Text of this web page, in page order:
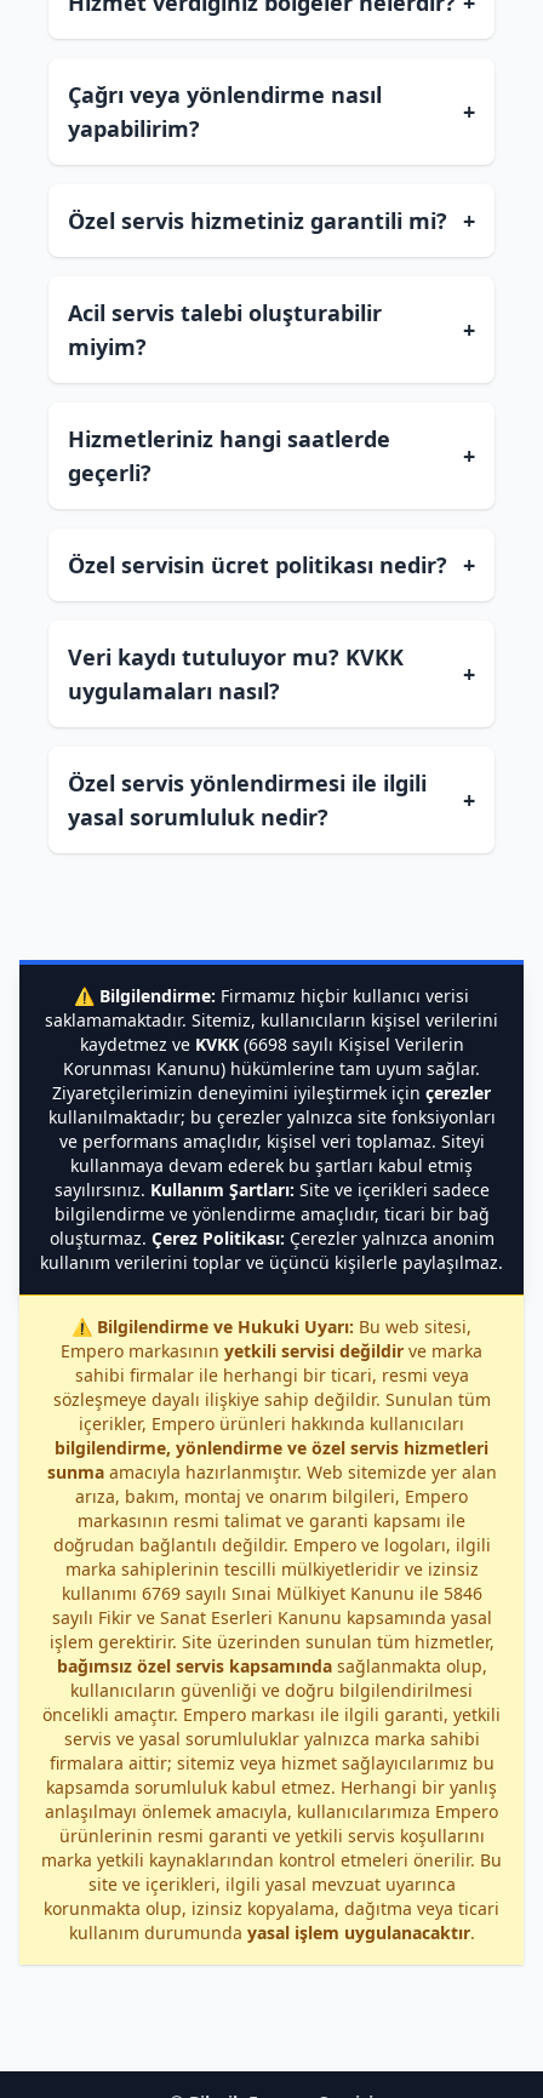
Çağrı veya yönlendirme nasıl
yapabilirim?
+
Özel servis hizmetiniz garantili mi? +
Acil servis talebi oluşturabilir
miyim?
+
Hizmetleriniz hangi saatlerde
geçerli?
+
Özel servisin ücret politikası nedir? +
Veri kaydı tutuluyor mu? KVKK
uygulamaları nasıl?
+
Özel servis yönlendirmesi ile ilgili
yasal sorumluluk nedir?
+
⚠️ Bilgilendirme: Firmamız hiçbir kullanıcı verisi
saklamamaktadır. Sitemiz, kullanıcıların kişisel verilerini
kaydetmez ve KVKK(6698 sayılı Kişisel Verilerin
Korunması Kanunu) hükümlerine tam uyum sağlar.
Ziyaretçilerimizin deneyimini iyileştirmek için çerezler
kullanılmaktadır; bu çerezler yalnızca site fonksiyonları
ve performans amaçlıdır, kişisel veri toplamaz. Siteyi
kullanmaya devam ederek bu şartları kabul etmiş
sayılırsınız. Kullanım Şartları: Site ve içerikleri sadece
bilgilendirme ve yönlendirme amaçlıdır, ticari bir bağ
oluşturmaz. Çerez Politikası: Çerezler yalnızca anonim
kullanım verilerini toplar ve üçüncü kişilerle paylaşılmaz.
⚠️ Bilgilendirme ve Hukuki Uyarı: Bu web sitesi,
Empero markasının yetkili servisi değildir ve marka
sahibi firmalar ile herhangi bir ticari, resmi veya
sözleşmeye dayalı ilişkiye sahip değildir. Sunulan tüm
içerikler, Empero ürünleri hakkında kullanıcıları
bilgilendirme, yönlendirme ve özel servis hizmetleri
sunmaamacıyla hazırlanmıştır. Web sitemizde yer alan
arıza, bakım, montaj ve onarım bilgileri, Empero
markasının resmi talimat ve garanti kapsamı ile
doğrudan bağlantılı değildir. Empero ve logoları, ilgili
marka sahiplerinin tescilli mülkiyetleridir ve izinsiz
kullanımı 6769 sayılı Sınai Mülkiyet Kanunu ile 5846
sayılı Fikir ve Sanat Eserleri Kanunu kapsamında yasal
işlem gerektirir. Site üzerinden sunulan tüm hizmetler,
bağımsız özel servis kapsamındasağlanmakta olup,
kullanıcıların güvenliği ve doğru bilgilendirilmesi
öncelikli amaçtır. Empero markası ile ilgili garanti, yetkili
servis ve yasal sorumluluklar yalnızca marka sahibi
firmalara aittir; sitemiz veya hizmet sağlayıcılarımız bu
kapsamda sorumluluk kabul etmez. Herhangi bir yanlış
anlaşılmayı önlemek amacıyla, kullanıcılarımıza Empero
ürünlerinin resmi garanti ve yetkili servis koşullarını
marka yetkili kaynaklarından kontrol etmeleri önerilir. Bu
site ve içerikleri, ilgili yasal mevzuat uyarınca
korunmakta olup, izinsiz kopyalama, dağıtma veya ticari
kullanım durumunda yasal işlem uygulanacaktır.